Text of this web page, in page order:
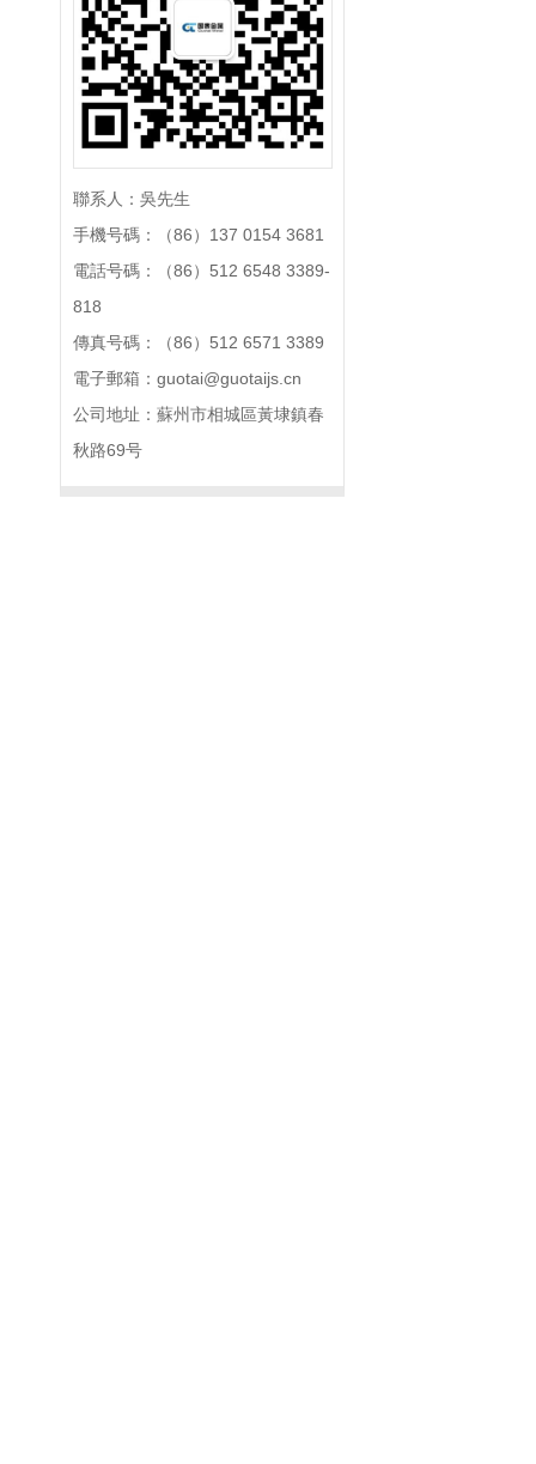
聯系人：吳先生
手機号碼：（86）137 0154 3681
電話号碼：（86）512 6548 3389-
818
傳真号碼：（86）512 6571 3389
電子郵箱：guotai@guotaijs.cn
公司地址：蘇州市相城區黃埭鎮春
秋路69号